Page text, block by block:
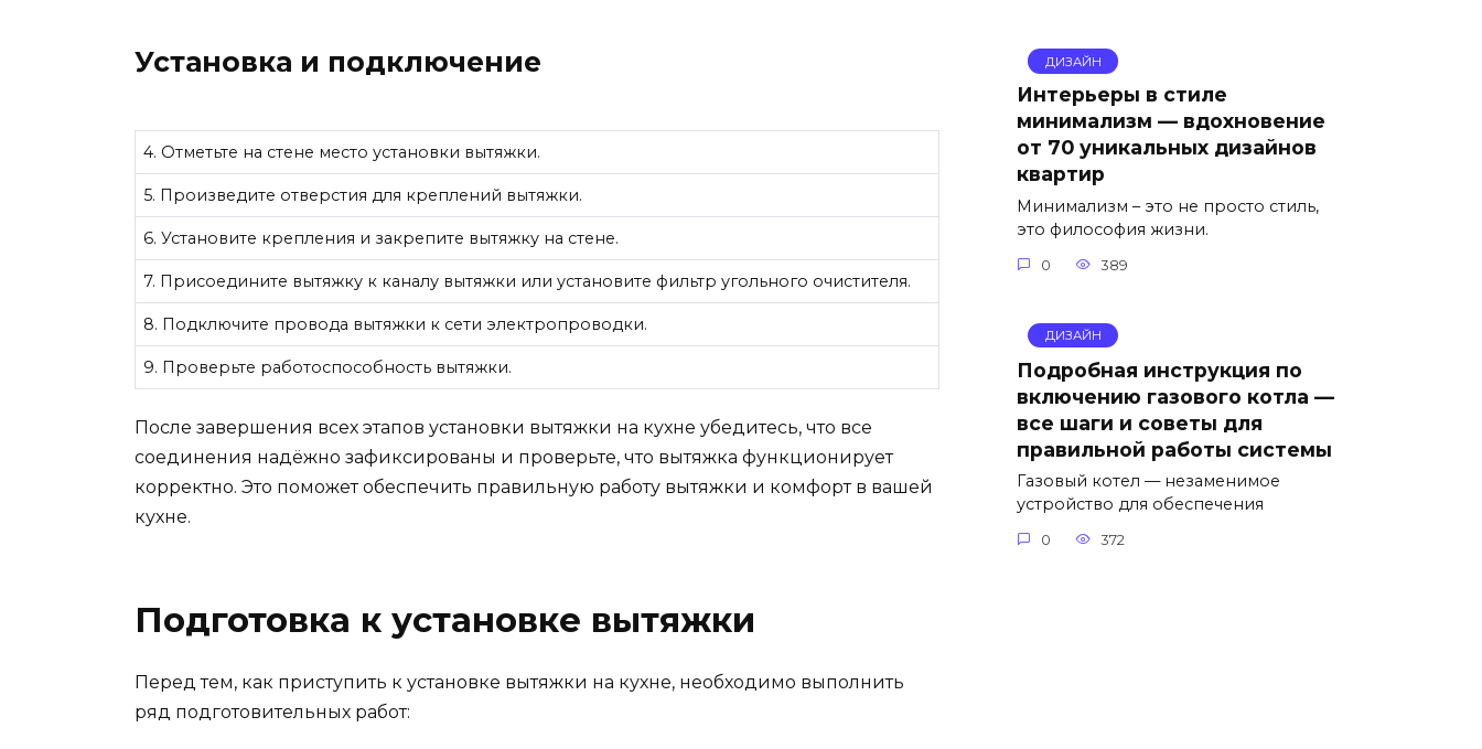
Установка и подключение
4. Отметьте на стене место установки вытяжки.
5. Произведите отверстия для креплений вытяжки.
6. Установите крепления и закрепите вытяжку на стене.
7. Присоедините вытяжку к каналу вытяжки или установите фильтр угольного очистителя.
8. Подключите провода вытяжки к сети электропроводки.
9. Проверьте работоспособность вытяжки.
После завершения всех этапов установки вытяжки на кухне убедитесь, что все
соединения надёжно зафиксированы и проверьте, что вытяжка функционирует
корректно. Это поможет обеспечить правильную работу вытяжки и комфорт в вашей
кухне.
Подготовка к установке вытяжки
Перед тем, как приступить к установке вытяжки на кухне, необходимо выполнить
ряд подготовительных работ:
ДИЗАЙН
Интерьеры в стиле
минимализм — вдохновение
от 70 уникальных дизайнов
квартир
Минимализм – это не просто стиль,
это философия жизни.
0 389
ДИЗАЙН
Подробная инструкция по
включению газового котла —
все шаги и советы для
правильной работы системы
Газовый котел — незаменимое
устройство для обеспечения
0 372